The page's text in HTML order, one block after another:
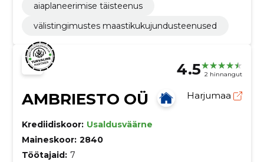
aiaplaneerimise täisteenus
välistingimustes maastikukujundusteenused
4.5 2 hinnangut
AMBRIESTO OÜ Harjumaa
Krediidiskoor: Usaldusväärne
Maineskoor: 2840
Töötajaid: 7